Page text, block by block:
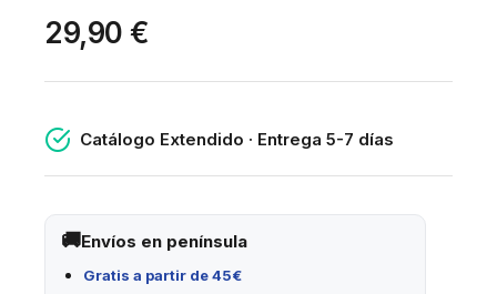
29,90 €
Catálogo Extendido · Entrega 5-7 días
Envíos en península
Gratis a partir de 45€